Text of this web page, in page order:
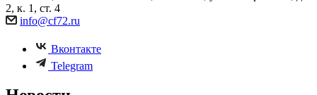
2, к. 1, ст. 4
info@cf72.ru
Вконтакте
Telegram